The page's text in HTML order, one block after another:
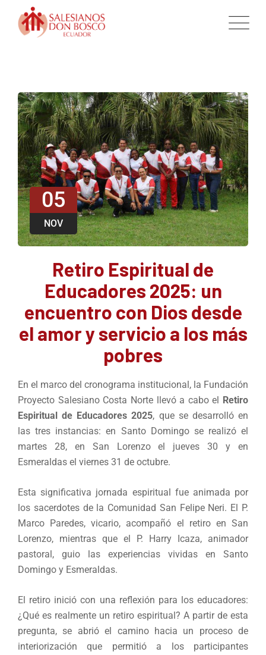
05
NOV
Retiro Espiritual de
Educadores 2025: un
encuentro con Dios desde
el amor y servicio a los más
pobres
En el marco del cronograma institucional, la Fundación
Proyecto Salesiano Costa Norte llevó a cabo el Retiro
Espiritual de Educadores 2025, que se desarrolló en
las tres instancias: en Santo Domingo se realizó el
martes 28, en San Lorenzo el jueves 30 y en
Esmeraldas el viernes 31 de octubre.
Esta significativa jornada espiritual fue animada por
los sacerdotes de la Comunidad San Felipe Neri. El P.
Marco Paredes, vicario, acompañó el retiro en San
Lorenzo, mientras que el P. Harry Icaza, animador
pastoral, guio las experiencias vividas en Santo
Domingo y Esmeraldas.
El retiro inició con una reflexión para los educadores:
¿Qué es realmente un retiro espiritual? A partir de esta
pregunta, se abrió el camino hacia un proceso de
interiorización que permitió a los participantes